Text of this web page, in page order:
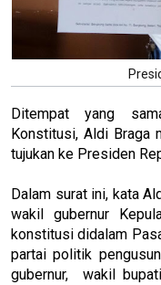
Ditempat yang
Konstitusi, Aldi Braga
tujukan ke Presiden
Dalam surat ini, kata
wakil gubernur
konstitusi didalam
partai politik
gubernur, wakil